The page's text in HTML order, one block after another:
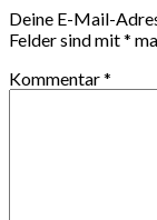
Deine E-Mail-
Felder sind mit*
Kommentar*